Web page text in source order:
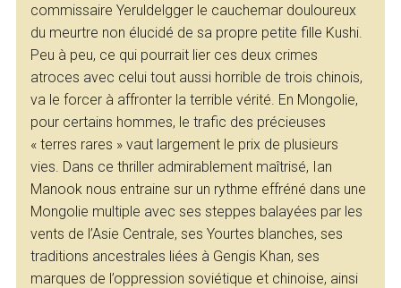
commissaire Yeruldelgger le cauchemar douloureux
du meurtre non élucidé de sa propre petite fille Kushi.
Peu à peu, ce qui pourrait lier ces deux crimes
atroces avec celui tout aussi horrible de trois chinois,
va le forcer à affronter la terrible vérité. En Mongolie,
pour certains hommes, le trafic des précieuses
« terres rares » vaut largement le prix de plusieurs
vies. Dans ce thriller admirablement maîtrisé, Ian
Manook nous entraine sur un rythme effréné dans une
Mongolie multiple avec ses steppes balayées par les
vents de l’Asie Centrale, ses Yourtes blanches, ses
traditions ancestrales liées à Gengis Khan, ses
marques de l’oppression soviétique et chinoise, ainsi